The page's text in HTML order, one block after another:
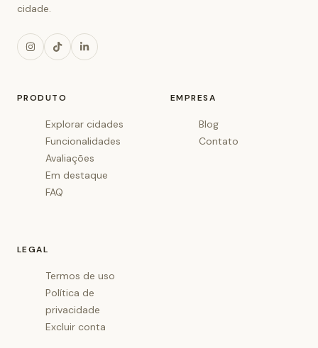
cidade.
PRODUTO
Explorar cidades
Funcionalidades
Avaliações
Em destaque
FAQ
EMPRESA
Blog
Contato
LEGAL
Termos de uso
Política de
privacidade
Excluir conta